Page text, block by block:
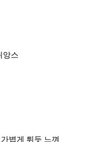
앙스
볍게 튀듯 느껴